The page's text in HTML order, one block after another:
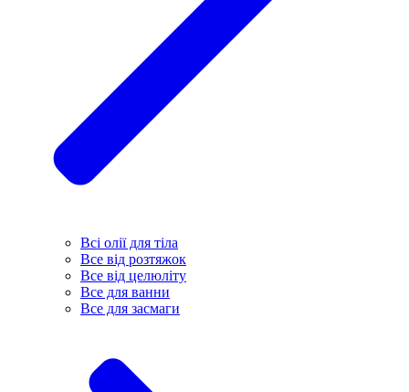
Всі олії для тіла
Все від розтяжок
Все від целюліту
Все для ванни
Все для засмаги